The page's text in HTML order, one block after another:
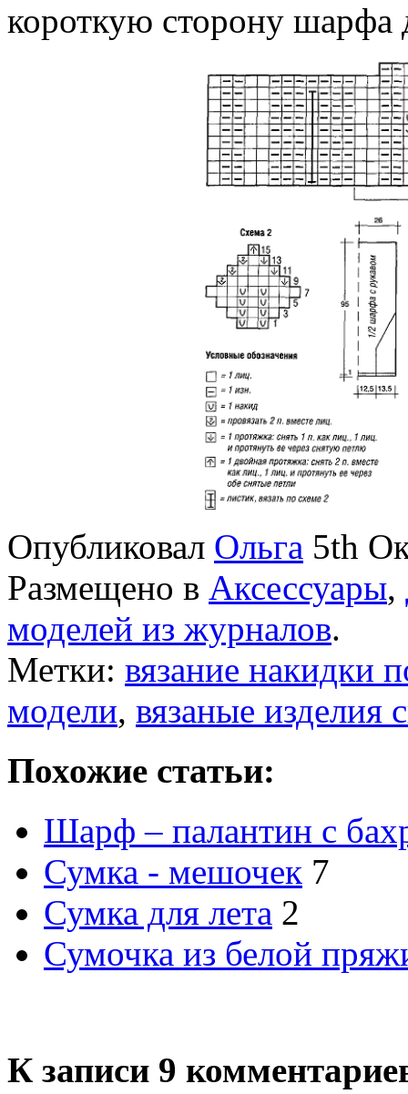
короткую сторону шарфа
Опубликовал Ольга 5th
Размещено в Аксессуары,
моделей из журналов.
Метки: вязание накидки
модели, вязаные изделия
Похожие статьи:
Шарф – палантин с
Сумка - мешочек 7
Сумка для лета 2
Сумочка из белой
К записи 9